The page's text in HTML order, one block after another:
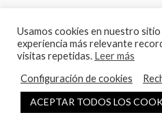
© 2026 MEBLERO - Los
Usamos cookies en nuestro
experiencia más relevante
visitas repetidas. Leer más
Configuración de cookies
ACEPTAR TODOS LOSEspañol